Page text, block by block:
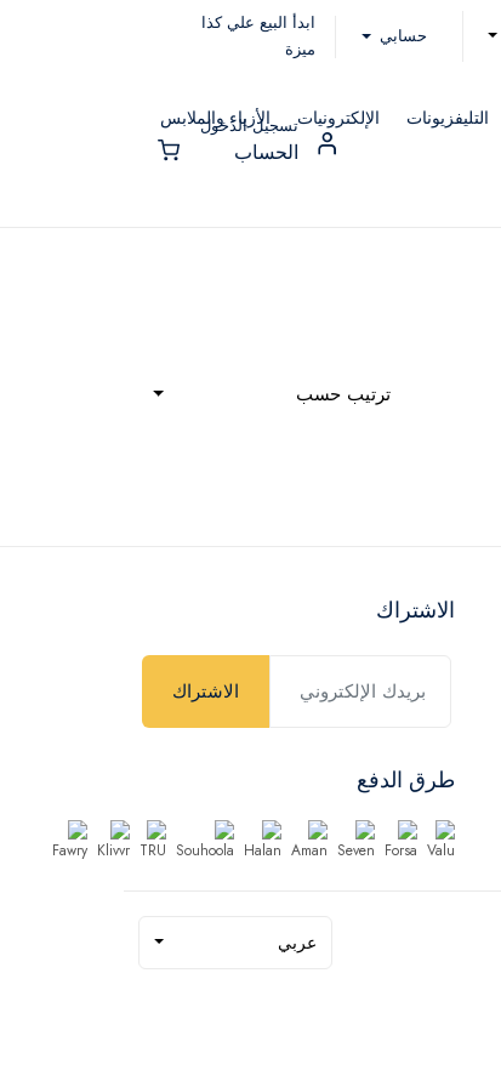
حسابي
ابدأ البيع علي كذا
ميزة
التليفزيونات الإلكترونيات الأزياء والملابس
تسجيل الدخول
الحساب
ترتيب حسب
الاشتراك
الاشتراك
طرق الدفع
عربي